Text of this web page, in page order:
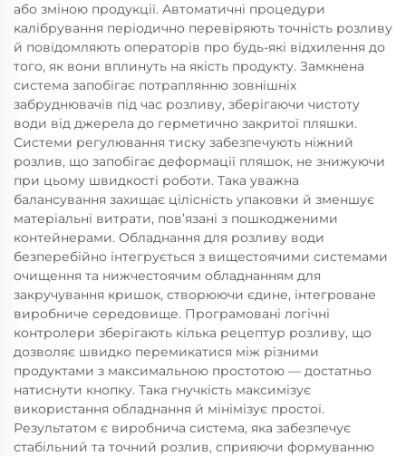
або зміною продукції. Автоматичні процедури
калібрування періодично перевіряють точність розливу
й повідомляють операторів про будь-які відхилення до
того, як вони вплинуть на якість продукту. Замкнена
система запобігає потраплянню зовнішніх
забруднювачів під час розливу, зберігаючи чистоту
води від джерела до герметично закритої пляшки.
Системи регулювання тиску забезпечують ніжний
розлив, що запобігає деформації пляшок, не знижуючи
при цьому швидкості роботи. Така уважна
балансування захищає цілісність упаковки й зменшує
матеріальні витрати, пов’язані з пошкодженими
контейнерами. Обладнання для розливу води
безперебійно інтегрується з вищестоячими системами
очищення та нижчестоячим обладнанням для
закручування кришок, створюючи єдине, інтегроване
виробниче середовище. Програмовані логічні
контролери зберігають кілька рецептур розливу, що
дозволяє швидко перемикатися між різними
продуктами з максимальною простотою — достатньо
натиснути кнопку. Така гнучкість максимізує
використання обладнання й мінімізує простої.
Результатом є виробнича система, яка забезпечує
стабільний та точний розлив, сприяючи формуванню